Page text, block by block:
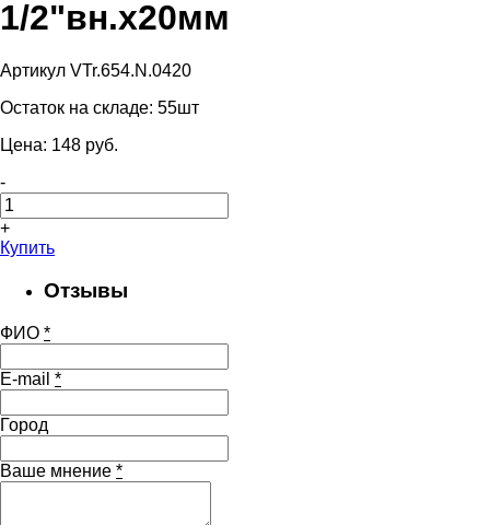
1/2"вн.х20мм
Артикул VTr.654.N.0420
Остаток на складе: 55шт
Цена: 148 pуб.
-
+
Купить
Отзывы
ФИО *
E-mail *
Город
Ваше мнение *